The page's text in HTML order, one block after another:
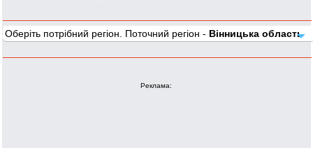
Оберіть потрібний регіон. Поточний регіон - Вінницька область
Реклама: